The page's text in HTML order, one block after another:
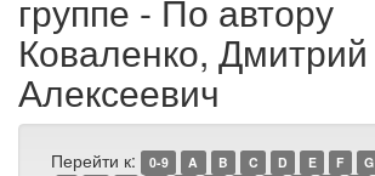
группе - По автору
Коваленко, Дмитрий
Алексеевич
Перейти к: 0-9 A B C D E F G